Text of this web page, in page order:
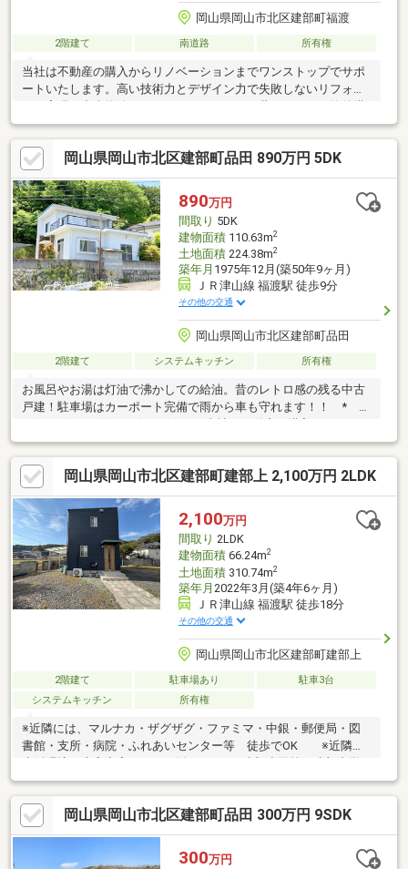
岡山県岡山市北区建部町福渡
2階建て 南道路 所有権
当社は不動産の購入からリノベーションまでワンストップでサポ
ートいたします。高い技術力とデザイン力で失敗しないリフォー
入費用とリノベ工事費用を一緒にローンで組む提案も可能です。
3Dモデリングでリフォームの完成予想図を立体的に表現。購入・
買い替え・購入+リノベーションなど、お気軽にご相談くださ
い！お問い合わせは【086-250-9005】または資料請求・来場予約
ボタンから。予約カレンダー上で予約が出来ない日程に関しまし
ても、お問い合わせいただけますとご対応可能な事がございます
ので一度お問い合わせください
岡山県岡山市北区建部町品田 890万円 5DK
890万円
間取り 5DK
建物面積110.63m2
土地面積224.38m2
築年月 1975年12月(築50年9ヶ月)
ＪＲ津山線 福渡駅 徒歩9分
その他の交通
岡山県岡山市北区建部町品田
2階建て システムキッチン 所有権
お風呂やお湯は灯油で沸かしての給油。昔のレトロ感の残る中古
戸建！駐車場はカーポート完備で雨から車も守れます！！ *
ーションまでワンストップでサポートいたします。高い技術力と
デザイン力で失敗しないリフォームを実現。中古物件をリノベ・
リフォームで蘇らせます。物件購入費用とリノベ工事費用を一緒
にローンで組む提案も可能です。購入・買い替え・購入+リノベ
ーションなど、お気軽にご相談ください！お問い合わせは【086-
250-9005】または資料請求・来場予約ボタンから。 * *☆*
*☆* *☆* *☆* *☆
岡山県岡山市北区建部町建部上 2,100万円 2LDK
2,100万円
間取り 2LDK
建物面積66.24m2
土地面積310.74m2
築年月 2022年3月(築4年6ヶ月)
ＪＲ津山線 福渡駅 徒歩18分
その他の交通
岡山県岡山市北区建部町建部上
2階建て 駐車場あり
駐車3台
システムキッチン
所有権
※近隣には、マルナカ・ザグザグ・ファミマ・中銀・郵便局・図
書館・支所・病院・ふれあいセンター等 徒歩でOK ※近隣の
校にも徒歩９分圏内！※家の目の間で、ホタルの乱舞がみられま
す / たけべ温泉も徒歩６分内で毎日癒やされます※居住中に
て、事前にご連絡下さい 内覧 調整致します（家具・家電他
ご希望あればご相談となります）※自然豊かな場所での時間を感
岡山県岡山市北区建部町品田 300万円 9SDK
300万円